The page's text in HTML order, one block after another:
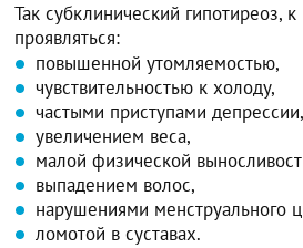
Так субклинический гипотиреоз,
проявляться:
повышенной утомляемостью,
чувствительностью к холоду,
частыми приступами депрессии,
увеличением веса,
малой физической
выпадением волос,
нарушениями менструального
ломотой в суставах.